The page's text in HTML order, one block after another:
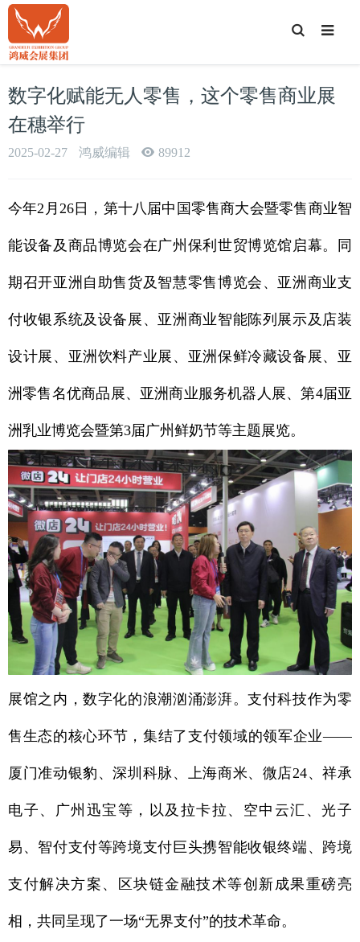
T
o
g
e
S
e
数字化赋能无人零售，这个零售商业展
在穗举行
2025-02-27 鸿威编辑 89912
今年2月26日，第十八届中国零售商大会暨零售商业智
能设备及商品博览会在广州保利世贸博览馆启幕。同
期召开亚洲自助售货及智慧零售博览会、亚洲商业支
付收银系统及设备展、亚洲商业智能陈列展示及店装
设计展、亚洲饮料产业展、亚洲保鲜冷藏设备展、亚
洲零售名优商品展、亚洲商业服务机器人展、第4届亚
洲乳业博览会暨第3届广州鲜奶节等主题展览。
展馆之内，数字化的浪潮汹涌澎湃。支付科技作为零
售生态的核心环节，集结了支付领域的领军企业——
厦门准动银豹、深圳科脉、上海商米、微店24、祥承
电子、广州迅宝等，以及拉卡拉、空中云汇、光子
易、智付支付等跨境支付巨头携智能收银终端、跨境
支付解决方案、区块链金融技术等创新成果重磅亮
相，共同呈现了一场“无界支付”的技术革命。